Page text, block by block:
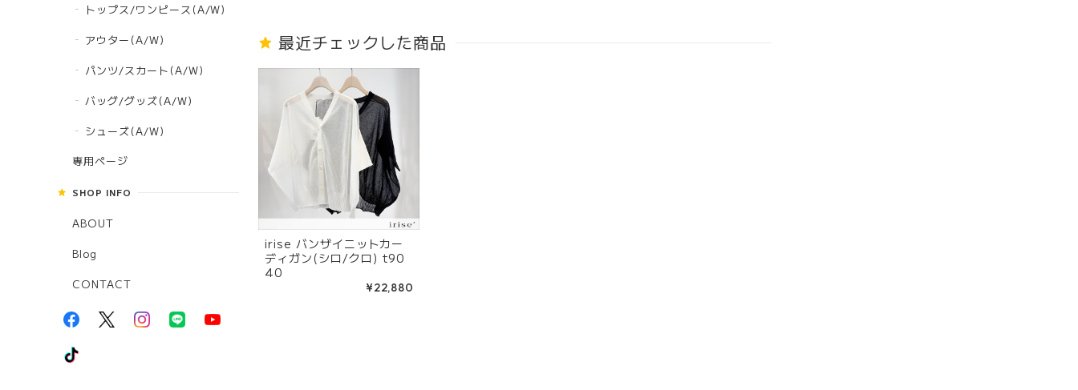
トップス/ワンピース(A/W)
アウター(A/W)
パンツ/スカート(A/W)
バッグ/グッズ(A/W)
シューズ(A/W)
専用ページ
SHOP INFO
ABOUT
Blog
CONTACT
最近チェックした商品
irise バンザイニットカー
ディガン(シロ/クロ) t90
40
¥22,880